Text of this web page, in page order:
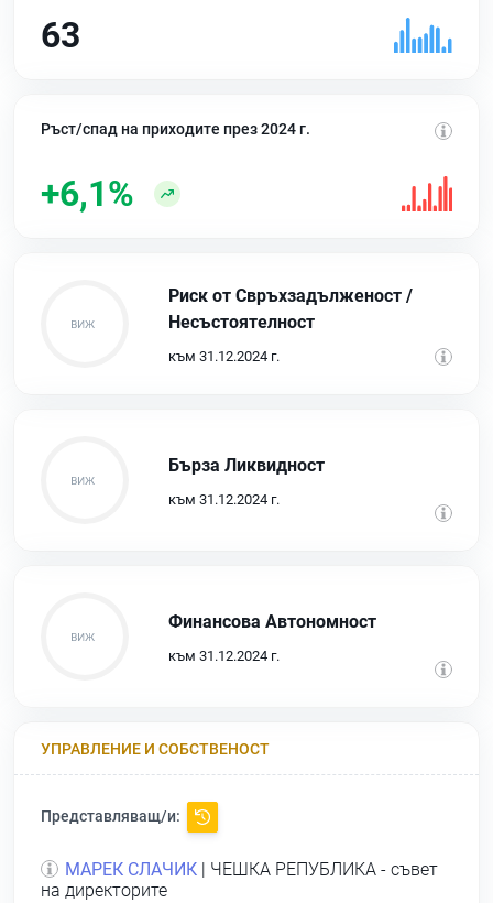
63
Ръст/спад на приходите през 2024 г.
+6,1%
Риск от Свръхзадълженост /
Несъстоятелност
към 31.12.2024 г.
Бърза Ликвидност
към 31.12.2024 г.
Финансова Автономност
към 31.12.2024 г.
УПРАВЛЕНИЕ И СОБСТВЕНОСТ
Представляващ/и:
МАРЕК СЛАЧИК | ЧЕШКА РЕПУБЛИКА - съвет
на директорите